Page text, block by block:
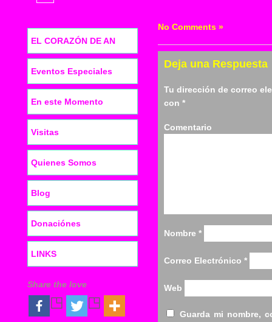
No Comments »
Deja una Respuesta
Tu dirección de correo
con *
Nombre *
Correo Electrónico *
Web
Guarda mi nombre,
EL CORAZÓN DE AN
Eventos Especiales
En este Momento
Visitas
Quienes Somos
Blog
Donaciónes
LINKS
Share the love